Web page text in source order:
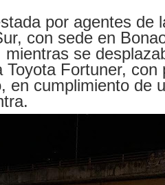
por agentes de
con sede en
mientras se
Toyota Fortuner, con
en cumplimiento de